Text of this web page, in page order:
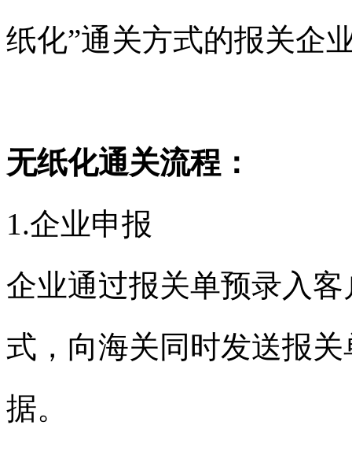
纸化”通关方式的报关企
无纸化通关流程：
1.企业申报
企业通过报关单预录入
式，向海关同时发送报
据。